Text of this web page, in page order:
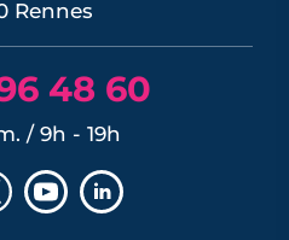
Rennes
48 60
/ 9h - 19h